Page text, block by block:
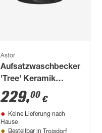
Astor
Aufsatzwaschbecken
'Tree' Keramik
schwarz Ø 43 x 12
cm
229,00 €
Keine Lieferung nach
Hause
Bestellbar in Troisdorf